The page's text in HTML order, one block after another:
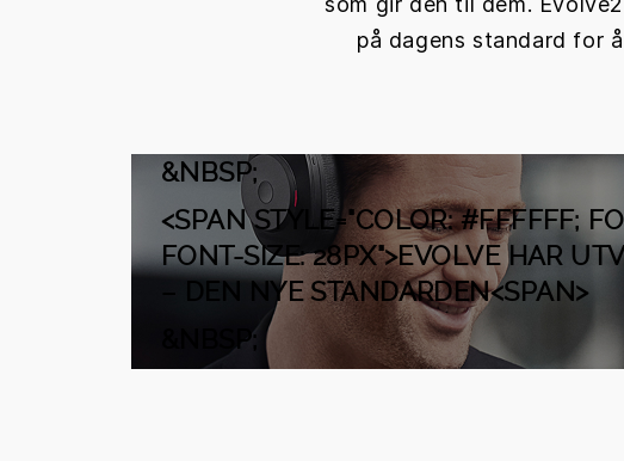
på dagens standard for
&NBSP;
<SPAN STYLE="COLOR: #FFFFFF;
FONT-SIZE: 28PX">EVOLVE HAR
– DEN NYE STANDARDEN<SPAN>
&NBSP;